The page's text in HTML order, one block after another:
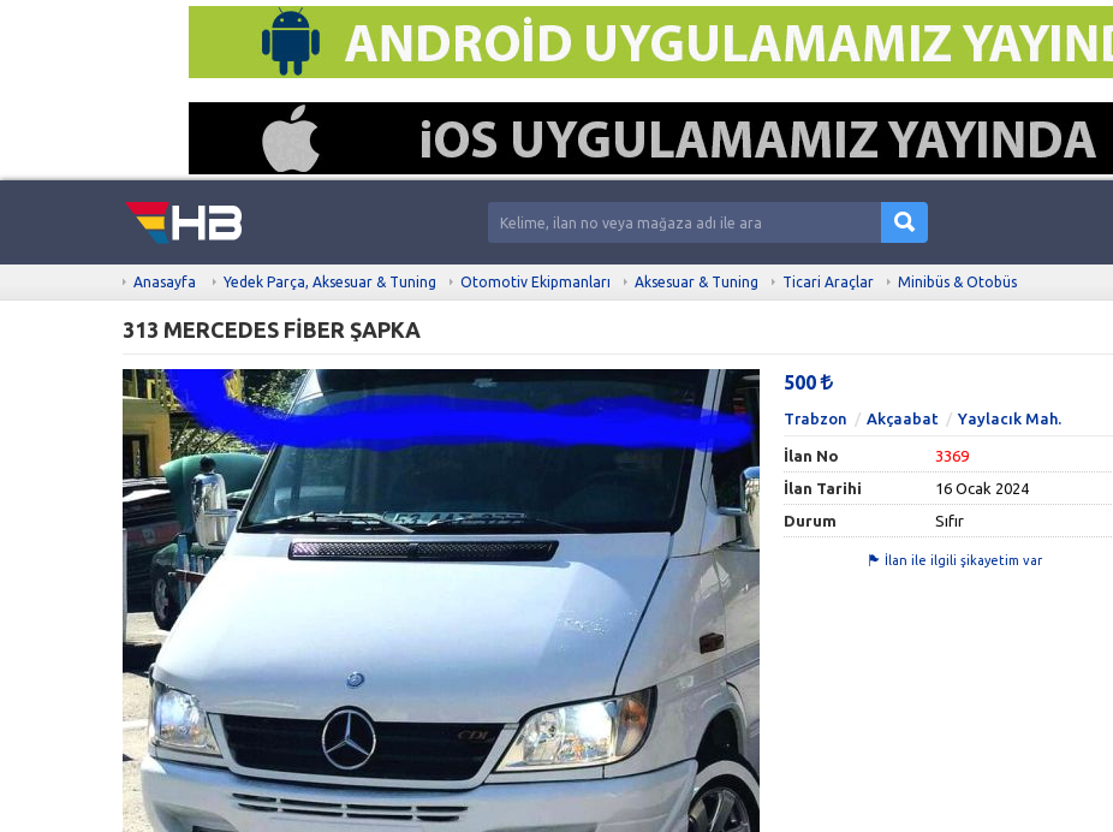
Anasayfa Yedek Parça, Aksesuar & Tuning Otomotiv Ekipmanları Aksesuar & Tuning Ticari Araçlar Minibüs & Otobüs
313 MERCEDES FİBER ŞAPKA
500
Trabzon Akçaabat Yaylacık Mah.
İlan No
3369
İlan Tarihi
16 Ocak 2024
Durum
Sıfır
İlan ile ilgili şikayetim var